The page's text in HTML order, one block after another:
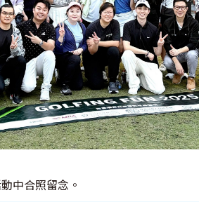
中合照留念。